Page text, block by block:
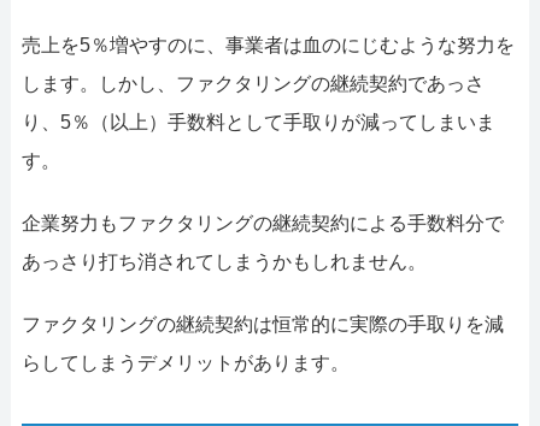
売上を5％増やすのに、事業者は血のにじむような努力を
します。しかし、ファクタリングの継続契約であっさ
り、5％（以上）手数料として手取りが減ってしまいま
す。
企業努力もファクタリングの継続契約による手数料分で
あっさり打ち消されてしまうかもしれません。
ファクタリングの継続契約は恒常的に実際の手取りを減
らしてしまうデメリットがあります。